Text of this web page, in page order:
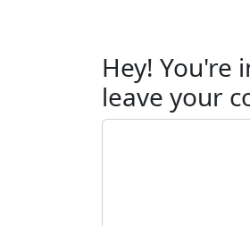
Hey! You're
leave your